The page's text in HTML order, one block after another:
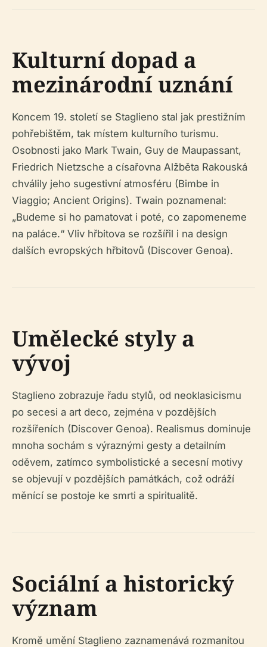
Kulturní dopad a
mezinárodní uznání
Koncem 19. století se Staglieno stal jak prestižním
pohřebištěm, tak místem kulturního turismu.
Osobnosti jako Mark Twain, Guy de Maupassant,
Friedrich Nietzsche a císařovna Alžběta Rakouská
chválily jeho sugestivní atmosféru (Bimbe in
Viaggio; Ancient Origins). Twain poznamenal:
„Budeme si ho pamatovat i poté, co zapomeneme
na paláce.“ Vliv hřbitova se rozšířil i na design
dalších evropských hřbitovů (Discover Genoa).
Umělecké styly a
vývoj
Staglieno zobrazuje řadu stylů, od neoklasicismu
po secesi a art deco, zejména v pozdějších
rozšířeních (Discover Genoa). Realismus dominuje
mnoha sochám s výraznými gesty a detailním
oděvem, zatímco symbolistické a secesní motivy
se objevují v pozdějších památkách, což odráží
měnící se postoje ke smrti a spiritualitě.
Sociální a historický
význam
Kromě umění Staglieno zaznamenává rozmanitou